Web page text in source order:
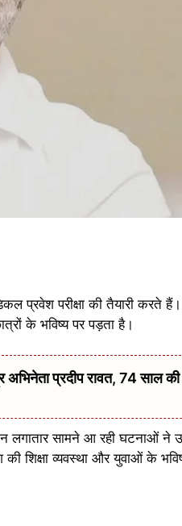
परीक्षा की तैयारी करते हैं।
के भविष्य पर पड़ता है।
प्रदीप रावत, 74 साल की
लगातार सामने आ रही घटनाओं
शिक्षा व्यवस्था और युवाओं के